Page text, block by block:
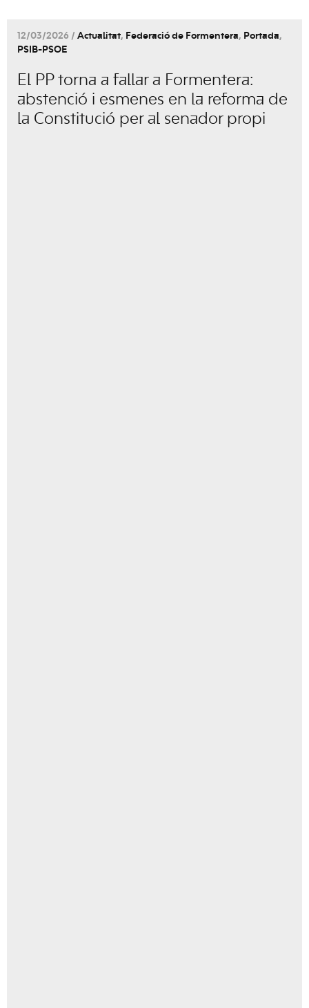
12/03/2026 / Actualitat, Federació de Formentera, Portada,
PSIB-PSOE
El PP torna a fallar a Formentera:
abstenció i esmenes en la reforma de
la Constitució per al senador propi